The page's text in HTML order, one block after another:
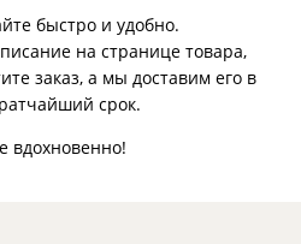
быстро и удобно.
на странице товара,
заказ, а мы доставим его в
срок.
вдохновенно!